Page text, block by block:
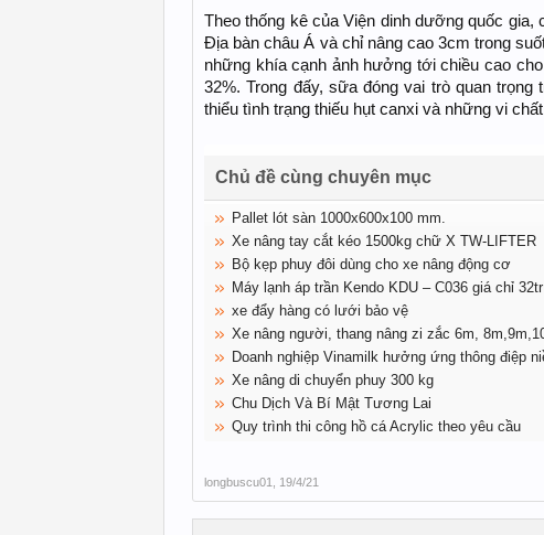
Theo thống kê của Viện dinh dưỡng quốc
Địa bàn châu Á và chỉ nâng cao 3cm trong
những khía cạnh ảnh hưởng tới chiều cao
32%. Trong đấy, sữa đóng vai trò quan
thiểu tình trạng thiếu hụt canxi và những vi
Chủ đề cùng chuyên mục
Pallet lót sàn 1000x600x100 mm.
Xe nâng tay cắt kéo 1500kg chữ X TW-LIFTER
Bộ kẹp phuy đôi dùng cho xe nâng động cơ
Máy lạnh áp trần Kendo KDU – C036 giá chỉ
xe đẩy hàng có lưới bảo vệ
Xe nâng người, thang nâng zi zắc 6m,
Doanh nghiệp Vinamilk hưởng ứng thông điệp
Xe nâng di chuyển phuy 300 kg
Chu Dịch Và Bí Mật Tương Lai
Quy trình thi công hồ cá Acrylic theo yêu cầu
longbuscu01 19/4/21